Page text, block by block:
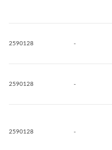
2590128 -
2590128 -
2590128 -